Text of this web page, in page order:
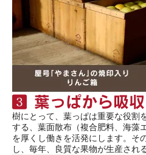
樹にとって、葉っぱは重要な役割
する、葉面散布（複合肥料、海藻
を厚くし働きを活発にします。そ
し、毎年、良質な果物が生産され